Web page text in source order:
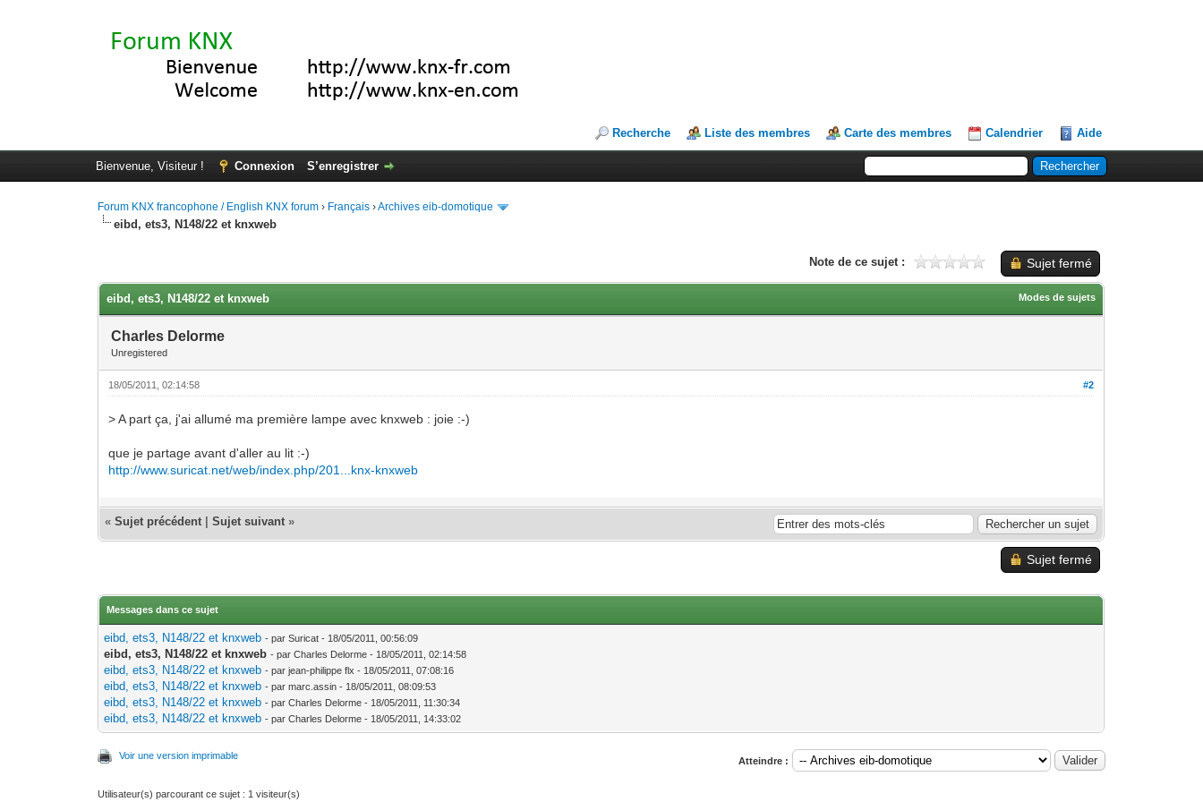
Recherche Liste des membres Carte des membres Calendrier Aide
Bienvenue, Visiteur ! Connexion S’enregistrer
Forum KNX francophone / English KNX forum › Français ›Archives eib-domotique
eibd, ets3, N148/22 et knxweb
Sujet fermé
Note de ce sujet :
Modes de sujets
eibd, ets3, N148/22 et knxweb
Charles Delorme
Unregistered
#2
18/05/2011, 02:14:58
> A part ça, j'ai allumé ma première lampe avec knxweb : joie :-)
que je partage avant d'aller au lit :-)
http://www.suricat.net/web/index.php/201...knx-knxweb
«Sujet précédent |Sujet suivant »
Sujet fermé
Messages dans ce sujet
eibd, ets3, N148/22 et knxweb - par Suricat - 18/05/2011, 00:56:09
eibd, ets3, N148/22 et knxweb - par Charles Delorme - 18/05/2011, 02:14:58
eibd, ets3, N148/22 et knxweb - par jean-philippe flx - 18/05/2011, 07:08:16
eibd, ets3, N148/22 et knxweb - par marc.assin - 18/05/2011, 08:09:53
eibd, ets3, N148/22 et knxweb - par Charles Delorme - 18/05/2011, 11:30:34
eibd, ets3, N148/22 et knxweb - par Charles Delorme - 18/05/2011, 14:33:02
Voir une version imprimable Atteindre :
Utilisateur(s) parcourant ce sujet : 1 visiteur(s)